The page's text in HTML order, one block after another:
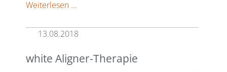
Weiterlesen …
13.08.2018
white Aligner-Therapie